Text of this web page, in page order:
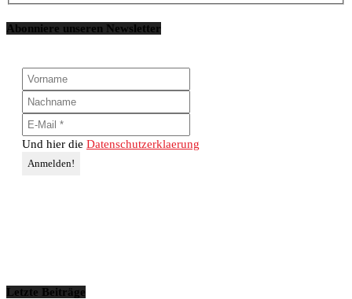
Abonniere unseren Newsletter
Und hier die Datenschutzerklaerung
Letzte Beiträge